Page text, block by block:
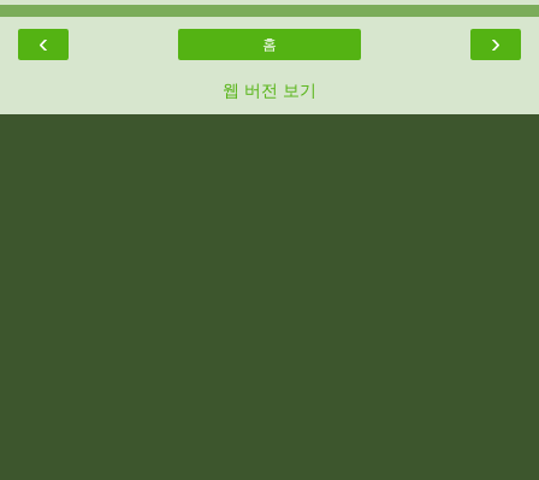
‹ ›
홈
웹 버전 보기